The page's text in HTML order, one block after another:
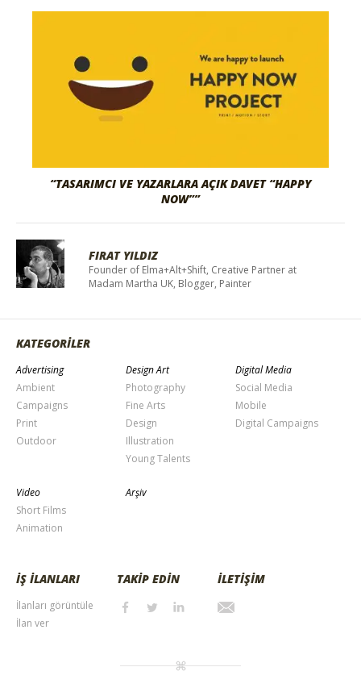
“TASARIMCI VE YAZARLARA AÇIK DAVET “HAPPY
NOW””
FIRAT YILDIZ
Founder of Elma+Alt+Shift, Creative Partner at
Madam Martha UK, Blogger, Painter
KATEGORİLER
Advertising
Ambient
Campaigns
Print
Outdoor
Design Art
Photography
Fine Arts
Design
Illustration
Young Talents
Digital Media
Social Media
Mobile
Digital Campaigns
Video
Short Films
Animation
Arşiv
İŞ İLANLARI
İlanları görüntüle
İlan ver
TAKİP EDİN İLETİŞİM